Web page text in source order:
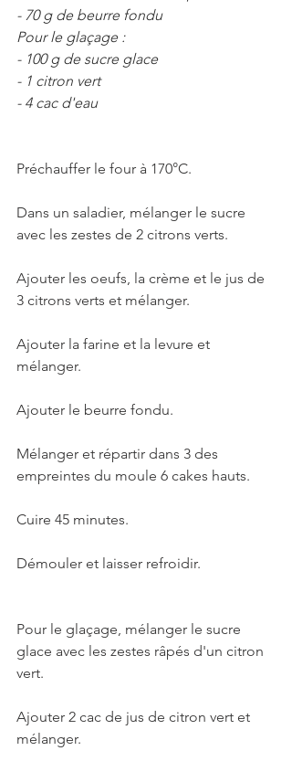
- 70 g de beurre fondu
Pour le glaçage :
- 100 g de sucre glace
- 1 citron vert
- 4 cac d'eau
Préchauffer le four à 170°C.
Dans un saladier, mélanger le sucre
avec les zestes de 2 citrons verts.
Ajouter les oeufs, la crème et le jus de
3 citrons verts et mélanger.
Ajouter la farine et la levure et
mélanger.
Ajouter le beurre fondu.
Mélanger et répartir dans 3 des
empreintes du moule 6 cakes hauts.
Cuire 45 minutes.
Démouler et laisser refroidir.
Pour le glaçage, mélanger le sucre
glace avec les zestes râpés d'un citron
vert.
Ajouter 2 cac de jus de citron vert et
mélanger.